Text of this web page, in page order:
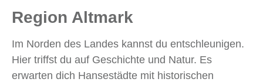
Region Altmark
Im Norden des Landes kannst du entschleunigen.
Hier triffst du auf Geschichte und Natur. Es
erwarten dich Hansestädte mit historischen